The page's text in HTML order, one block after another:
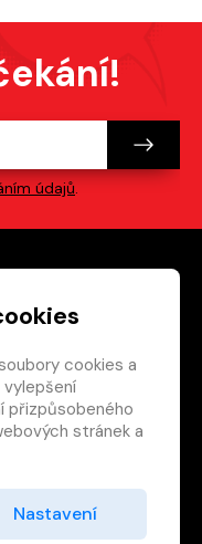
cookies a
přizpůsobeného
stránek a
Nastavení
údajů.
na sociální